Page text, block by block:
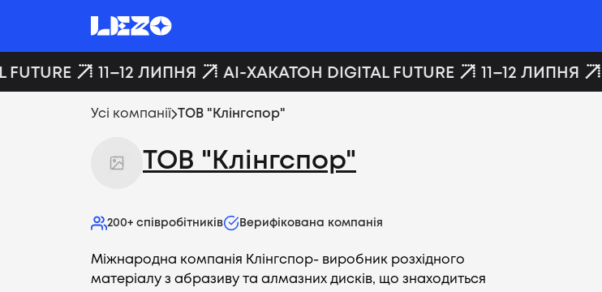
11–12 ЛИПНЯ AI-ХАКАТОН DIGITAL FUTURE 11–12 ЛИПНЯ
Усі компанії ТОВ "Клінгспор"
ТОВ "Клінгспор"
200+ співробітників Верифікована компанія
Міжнародна компанія Клінгспор- виробник розхідного
матеріалу з абразиву та алмазних дисків, що знаходиться